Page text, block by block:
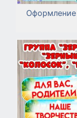
Оформление